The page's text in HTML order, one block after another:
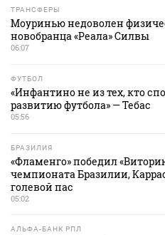
ТРАНСФЕРЫ
Моуринью недоволен
новобранца «Реала» Силвы
06:07
ФУТБОЛ
«Инфантино не из тех, кто
развитию футбола» — Тебас
05:56
БРАЗИЛИЯ
«Фламенго» победил
чемпионата Бразилии,
голевой пас
05:02
АЛЬФА-БАНК РПЛ